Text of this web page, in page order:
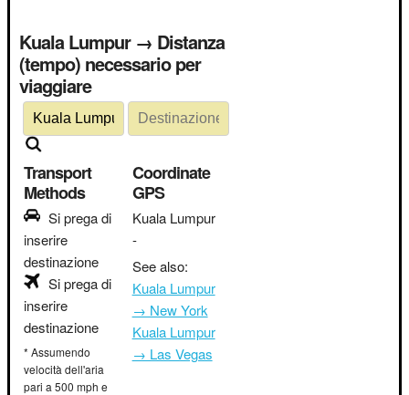
Kuala Lumpur → Distanza
(tempo) necessario per
viaggiare
Transport
Methods
Si prega di
inserire
destinazione
Si prega di
inserire
destinazione
* Assumendo
velocità dell'aria
pari a 500 mph e
Coordinate
GPS
Kuala Lumpur
-
See also:
Kuala Lumpur
→ New York
Kuala Lumpur
→ Las Vegas